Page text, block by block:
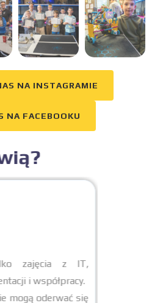
NA INSTAGRAMIE
NA FACEBOOKU
mówią?
To nie tylko zajęcia z IT,
prezentacji i współpracy.
które nie mogą oderwać się